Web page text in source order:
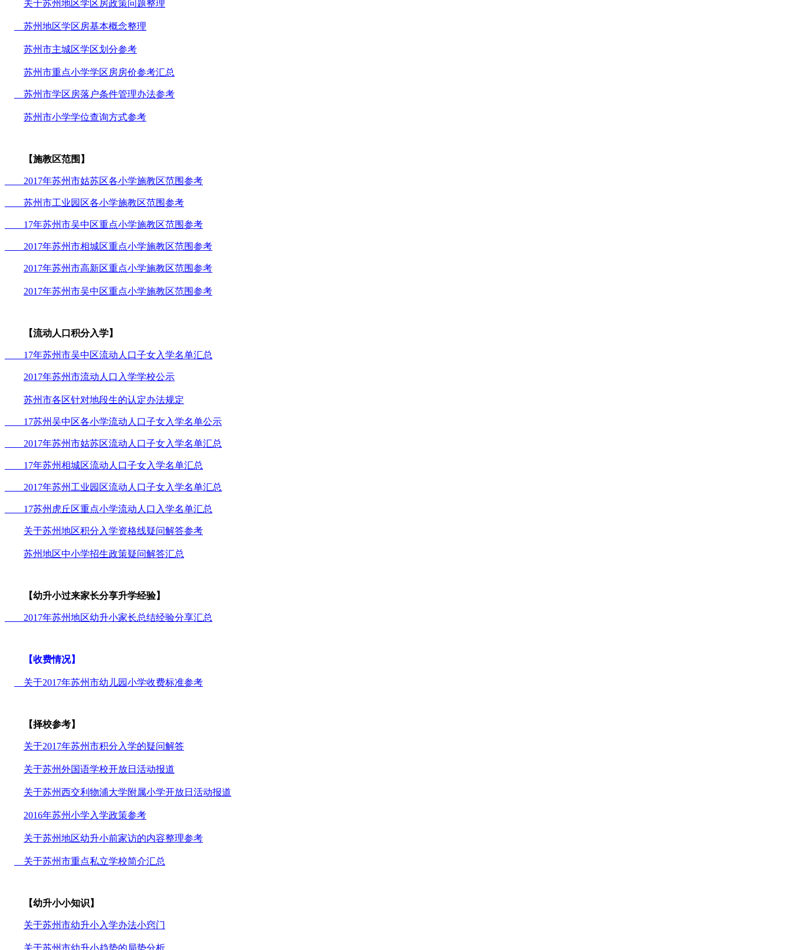
关于苏州地区学区房政策问题整理
苏州地区学区房基本概念整理
苏州市主城区学区划分参考
苏州市重点小学学区房房价参考汇总
苏州市学区房落户条件管理办法参考
苏州市小学学位查询方式参考
【施教区范围】
2017年苏州市姑苏区各小学施教区范围参考
苏州市工业园区各小学施教区范围参考
17年苏州市吴中区重点小学施教区范围参考
2017年苏州市相城区重点小学施教区范围参考
2017年苏州市高新区重点小学施教区范围参考
2017年苏州市吴中区重点小学施教区范围参考
【流动人口积分入学】
17年苏州市吴中区流动人口子女入学名单汇总
2017年苏州市流动人口入学学校公示
苏州市各区针对地段生的认定办法规定
17苏州吴中区各小学流动人口子女入学名单公示
2017年苏州市姑苏区流动人口子女入学名单汇总
17年苏州相城区流动人口子女入学名单汇总
2017年苏州工业园区流动人口子女入学名单汇总
17苏州虎丘区重点小学流动人口入学名单汇总
关于苏州地区积分入学资格线疑问解答参考
苏州地区中小学招生政策疑问解答汇总
【幼升小过来家长分享升学经验】
2017年苏州地区幼升小家长总结经验分享汇总
【收费情况】
关于2017年苏州市幼儿园小学收费标准参考
【择校参考】
关于2017年苏州市积分入学的疑问解答
关于苏州外国语学校开放日活动报道
关于苏州西交利物浦大学附属小学开放日活动报道
2016年苏州小学入学政策参考
关于苏州地区幼升小前家访的内容整理参考
关于苏州市重点私立学校简介汇总
【幼升小小知识】
关于苏州市幼升小入学办法小窍门
关于苏州市幼升小趋势的局势分析